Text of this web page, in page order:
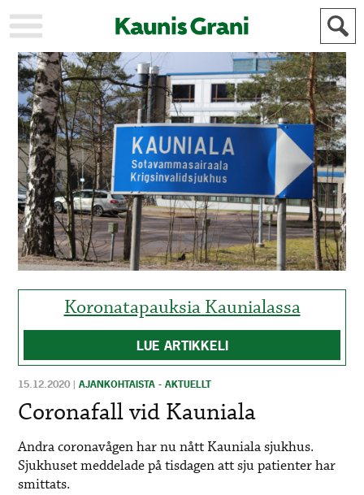
KAUPUNKI
STADEN
AJANKOHTAISTA
AKTUELLT
URHEILU
IDROTT
KULTTUURI
KULTUR
HISTORIA
HISTORIA
YLEINEN
ALLMÄN
MAINOSTAJILLE
FÖR
ANNONSÖRER
Koronatapauksia Kaunialassa
LUE ARTIKKELI
15.12.2020 |AJANKOHTAISTA - AKTUELLT
Coronafall vid Kauniala
Andra coronavågen har nu nått Kauniala sjukhus.
Sjukhuset meddelade på tisdagen att sju patienter har
smittats.